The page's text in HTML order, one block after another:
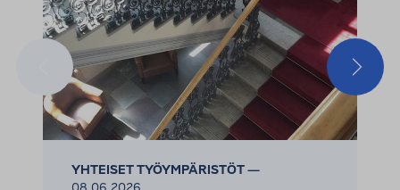
Edellinen
YHTEISET TYÖYMPÄRISTÖT —